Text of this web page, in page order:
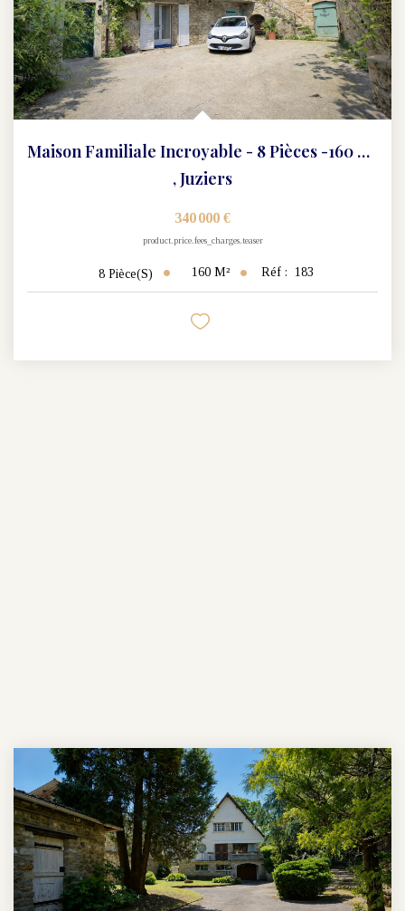
Maison Familiale Incroyable - 8 Pièces -160 M2
,Juziers
340 000 €
product.price.fees_charges.teaser
8 Pièce(s) 160 M² Réf : 183